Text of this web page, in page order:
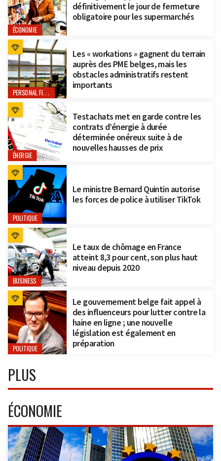
ÉCONOMIE
définitivement le jour de fermeture
obligatoire pour les supermarchés
PERSONAL FINANCE
Les « workations » gagnent du terrain
auprès des PME belges, mais les
obstacles administratifs restent
importants
ÉNERGIE
Testachats met en garde contre les
contrats d’énergie à durée
déterminée onéreux suite à de
nouvelles hausses de prix
POLITIQUE
Le ministre Bernard Quintin autorise
les forces de police à utiliser TikTok
BUSINESS
Le taux de chômage en France
atteint 8,3 pour cent, son plus haut
niveau depuis 2020
POLITIQUE
Le gouvernement belge fait appel à
des influenceurs pour lutter contre la
haine en ligne ; une nouvelle
législation est également en
préparation
PLUS
ÉCONOMIE